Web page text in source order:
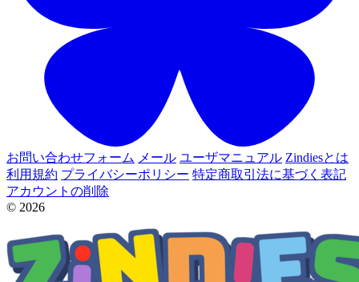
お問い合わせフォーム メール ユーザマニュアル Zindiesとは
利用規約 プライバシーポリシー 特定商取引法に基づく表記
アカウントの削除
© 2026